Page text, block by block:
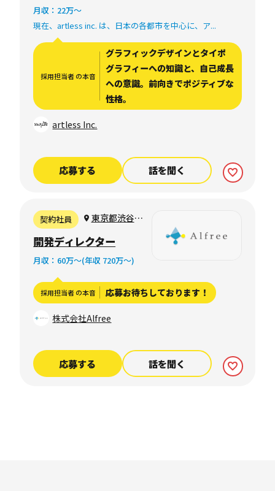
月収：22万〜
現在、artless inc. は、日本の各都市を中心に、ア...
採用担当者 の本音
グラフィックデザインとタイポ
グラフィーへの知識と、自己成長
への意識。前向きでポジティブな
性格。
artless Inc.
応募する 話を聞く
契約社員
東京都渋谷宇
or リモートワ
ーク
開発ディレクター
月収：60万〜(年収 720万〜)
採用担当者 の本音 応募お待ちしております！
株式会社Alfree
応募する 話を聞く